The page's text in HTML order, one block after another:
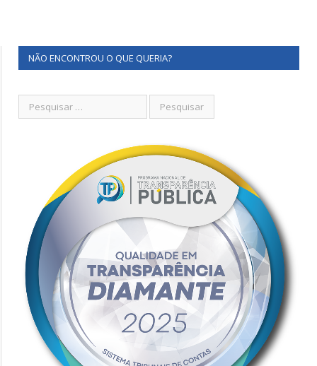
NÃO ENCONTROU O QUE QUERIA?